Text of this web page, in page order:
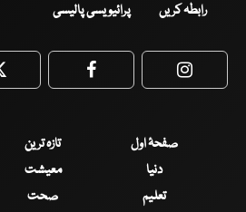
رابطہ کریں پرائیویسی پالیسی
Twitter Facebook
صفحۂ اول تازہ ترین
دنیا
معیشت
تعلیم
صحت